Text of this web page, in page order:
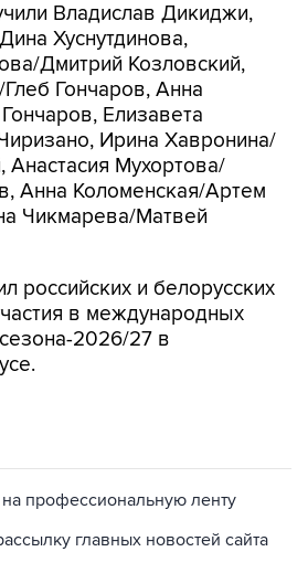
Владислав Дикиджи,
Хуснутдинова,
Дмитрий Козловский,
Гончаров, Анна
Елизавета
Ирина Хавронина/
Мухортова/
Анна Коломенская/Артем
Чикмарева/Матвей
российских и белорусских
в международных
2026/27 в
на профессиональную ленту
главных новостей сайта